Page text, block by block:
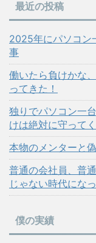
最近の投稿
2025年にパソコン
事
働いたら負けかな
ってきた！
独りでパソコン一
けは絶対に守って
本物のメンターと
普通の会社員、普
じゃない時代にな
僕の実績